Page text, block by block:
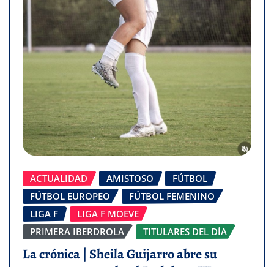
ACTUALIDAD AMISTOSO
FÚTBOL
FÚTBOL EUROPEO
FÚTBOL FEMENINO
LIGA F
LIGA F MOEVE
PRIMERA IBERDROLA
TITULARES DEL DÍA
La crónica | Sheila Guijarro abre su